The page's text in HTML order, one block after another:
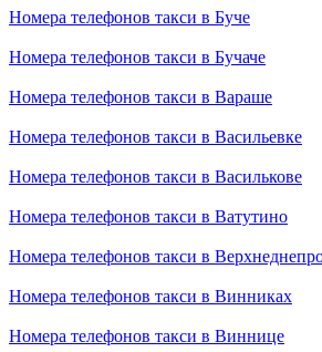
Номера телефонов такси в Буче
Номера телефонов такси в Бучаче
Номера телефонов такси в Вараше
Номера телефонов такси в Васильевке
Номера телефонов такси в Василькове
Номера телефонов такси в Ватутино
Номера телефонов такси в
Номера телефонов такси в Винниках
Номера телефонов такси в Виннице